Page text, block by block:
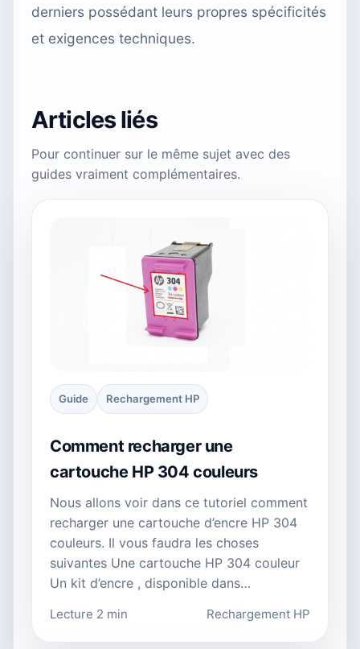
derniers possédant leurs propres spécificités
et exigences techniques.
Articles liés
Pour continuer sur le même sujet avec des
guides vraiment complémentaires.
Guide Rechargement HP
Comment recharger une
cartouche HP 304 couleurs
Nous allons voir dans ce tutoriel comment
recharger une cartouche d’encre HP 304
couleurs. Il vous faudra les choses
suivantes Une cartouche HP 304 couleur
Un kit d’encre , disponible dans…
Lecture 2 min Rechargement HP